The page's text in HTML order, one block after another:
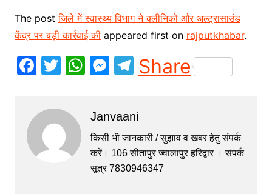
The postजिले में स्वास्थ्य विभाग ने क्लीनिको और अल्ट्रासाउंड
केंद्र पर बड़ी कार्रवाई कीappeared first on rajputkhabar.
F
c
e
b
o
T
itt
er
W
s
A
p
p
M
s
e
n
T
el
gr
a
m
Share
Janvaani
किसी भी जानकारी / सुझाव व खबर हेतु संपर्क
करें। 106 सीतापुर ज्वालापुर हरिद्वार । संपर्क
सूत्र 7830946347